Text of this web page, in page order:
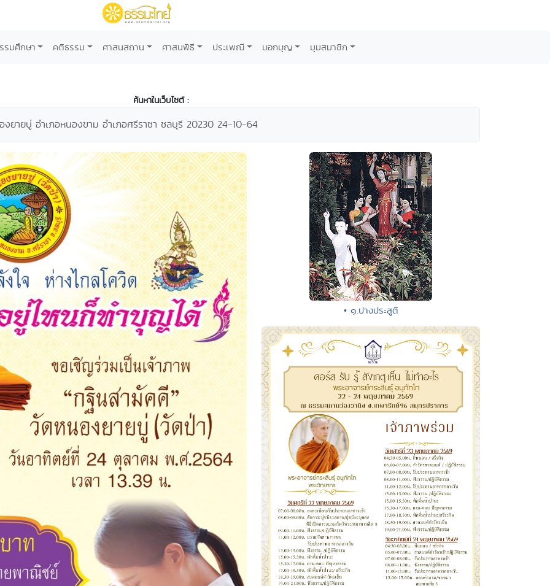
รมศึกษา คติธรรม ศาสนสถาน ศาสนพิธี ประเพณี บอกบุญ มุมสมาชิก
ค้นหาในเว็บไซต์ :
ายบู่ อำเภอหนองขาม อำเภอศรีราชา ชลบุรี 20230 24-10-64
• ๑.ปางประสูติ